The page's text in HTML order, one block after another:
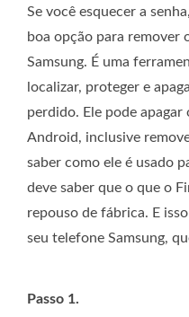
Se você esquecer a senha,
boa opção para remover
Samsung. É uma
localizar, proteger e
perdido. Ele pode
Android, inclusive
saber como ele é usado
deve saber que o que o
repouso de fábrica. E
seu telefone Samsung,
Passo 1.